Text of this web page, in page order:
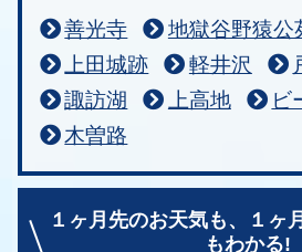
善光寺 地獄谷野猿公
上田城跡
軽井沢
諏訪湖
上高地
ビ
木曽路
１ヶ月先のお天気も、
１ヶ
もわかる!